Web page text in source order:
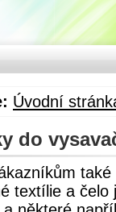
Úvodní
do
textílie a čelo